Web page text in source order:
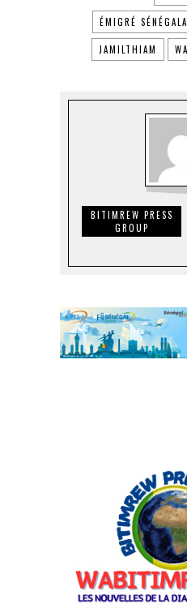
ÉMIGRÉ
JAMILTHIAM
BITIMREW PRESS
GROUP